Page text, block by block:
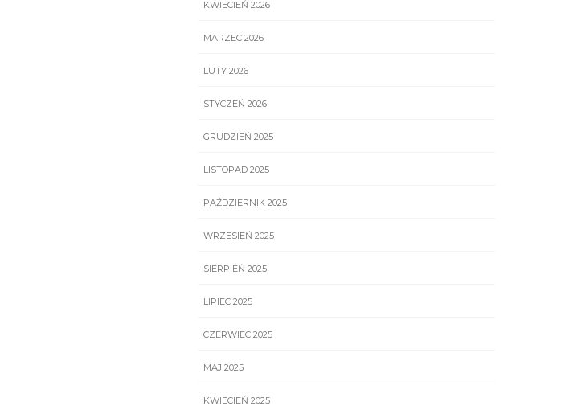
KWIECIEŃ 2026
MARZEC 2026
LUTY 2026
STYCZEŃ 2026
GRUDZIEŃ 2025
LISTOPAD 2025
PAŹDZIERNIK 2025
WRZESIEŃ 2025
SIERPIEŃ 2025
LIPIEC 2025
CZERWIEC 2025
MAJ 2025
KWIECIEŃ 2025